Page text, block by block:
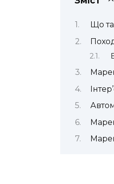
Що